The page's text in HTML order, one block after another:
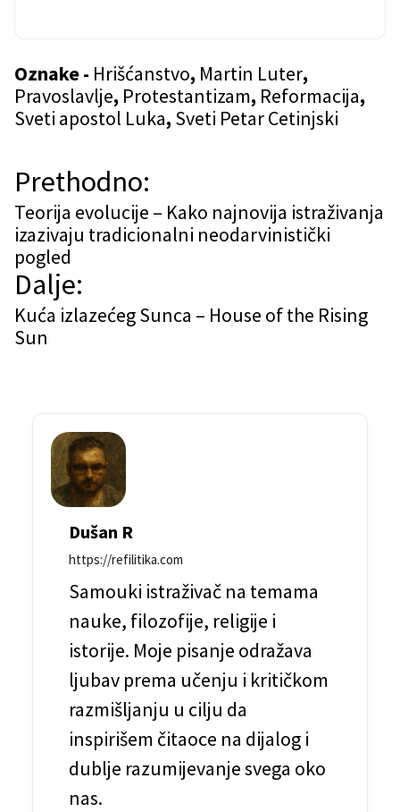
Oznake - Hrišćanstvo, Martin Luter,
Pravoslavlje, Protestantizam, Reformacija,
Sveti apostol Luka, Sveti Petar Cetinjski
N
a
v
i
g
a
Prethodno:
Teorija evolucije – Kako najnovija istraživanja
izazivaju tradicionalni neodarvinistički
pogled
Dalje:
Kuća izlazećeg Sunca – House of the Rising
Sun
Dušan R
https://refilitika.com
Samouki istraživač na temama
nauke, filozofije, religije i
istorije. Moje pisanje odražava
ljubav prema učenju i kritičkom
razmišljanju u cilju da
inspirišem čitaoce na dijalog i
dublje razumijevanje svega oko
nas.